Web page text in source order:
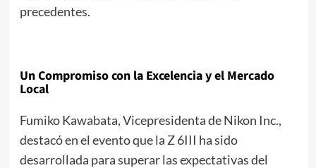
precedentes.
Un Compromiso con la Excelencia y el Mercado
Local
Fumiko Kawabata, Vicepresidenta de Nikon Inc.,
destacó en el evento que la Z 6III ha sido
desarrollada para superar las expectativas del